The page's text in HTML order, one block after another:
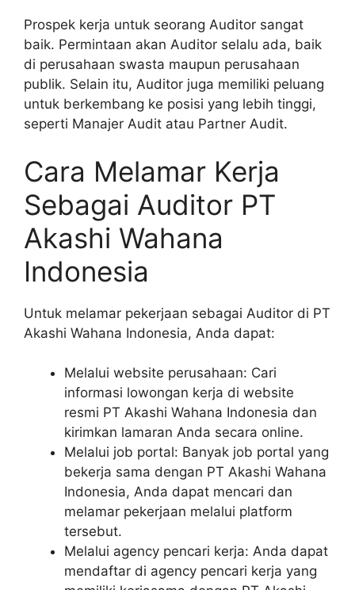
Prospek kerja untuk seorang Auditor sangat
baik. Permintaan akan Auditor selalu ada, baik
di perusahaan swasta maupun perusahaan
publik. Selain itu, Auditor juga memiliki peluang
untuk berkembang ke posisi yang lebih tinggi,
seperti Manajer Audit atau Partner Audit.
Cara Melamar Kerja
Sebagai Auditor PT
Akashi Wahana
Indonesia
Untuk melamar pekerjaan sebagai Auditor di PT
Akashi Wahana Indonesia, Anda dapat:
Melalui website perusahaan: Cari
informasi lowongan kerja di website
resmi PT Akashi Wahana Indonesia dan
kirimkan lamaran Anda secara online.
Melalui job portal: Banyak job portal yang
bekerja sama dengan PT Akashi Wahana
Indonesia, Anda dapat mencari dan
melamar pekerjaan melalui platform
tersebut.
Melalui agency pencari kerja: Anda dapat
mendaftar di agency pencari kerja yang